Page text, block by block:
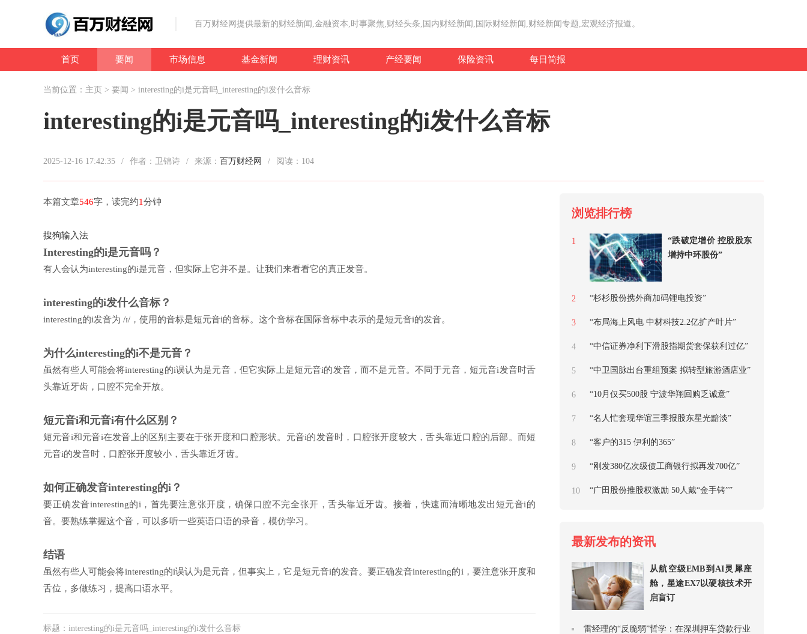
百万财经网提供最新的财经新闻,金融资本,时事聚焦,财经头条,国内财经新闻,国际财经新闻,财经新闻专题,宏观经济报道。
首页 要闻 市场信息 基金新闻 理财资讯 产经要闻 保险资讯 每日简报
当前位置： 主页 > 要闻 > interesting的i是元音吗_interesting的i发什么音标
interesting的i是元音吗_interesting的i发什么音标
2025-12-16 17:42:35 / 作者：卫锦诗 / 来源： 百万财经网 / 阅读： 104
本篇文章546字，读完约1分钟
搜狗输入法
Interesting的i是元音吗？
有人会认为interesting的i是元音，但实际上它并不是。让我们来看看它的真正发音。
interesting的i发什么音标？
interesting的i发音为 /ɪ/，使用的音标是短元音i的音标。这个音标在国际音标中表示的是短元音i的发音。
为什么interesting的i不是元音？
虽然有些人可能会将interesting的i误认为是元音，但它实际上是短元音i的发音，而不是元音。不同于元音，短元音i发音时舌
头靠近牙齿，口腔不完全开放。
短元音i和元音i有什么区别？
短元音i和元音i在发音上的区别主要在于张开度和口腔形状。元音i的发音时，口腔张开度较大，舌头靠近口腔的后部。而短
元音i的发音时，口腔张开度较小，舌头靠近牙齿。
如何正确发音interesting的i？
要正确发音interesting的i，首先要注意张开度，确保口腔不完全张开，舌头靠近牙齿。接着，快速而清晰地发出短元音i的
音。要熟练掌握这个音，可以多听一些英语口语的录音，模仿学习。
结语
虽然有些人可能会将interesting的i误认为是元音，但事实上，它是短元音i的发音。要正确发音interesting的i，要注意张开度和
舌位，多做练习，提高口语水平。
标题：interesting的i是元音吗_interesting的i发什么音标
浏览排行榜
1
“跌破定增价 控股股东
增持中环股份”
2 “杉杉股份携外商加码锂电投资”
3 “布局海上风电 中材科技2.2亿扩产叶片”
4 “中信证券净利下滑股指期货套保获利过亿”
5 “中卫国脉出台重组预案 拟转型旅游酒店业”
6 “10月仅买500股 宁波华翔回购乏诚意”
7 “名人忙套现华谊三季报股东星光黯淡”
8 “客户的315 伊利的365”
9 “刚发380亿次级债工商银行拟再发700亿”
10 “广田股份推股权激励 50人戴“金手铐””
最新发布的资讯
从航空级EMB到AI灵犀座
舱，星途EX7以硬核技术开
启盲订
雷经理的“反脆弱”哲学：在深圳押车贷款行业